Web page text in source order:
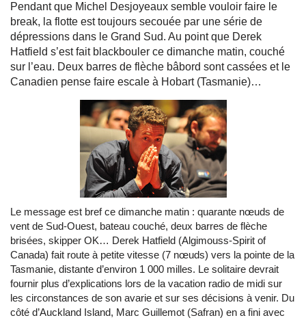
Pendant que Michel Desjoyeaux semble vouloir faire le
break, la flotte est toujours secouée par une série de
dépressions dans le Grand Sud. Au point que Derek
Hatfield s’est fait blackbouler ce dimanche matin, couché
sur l’eau. Deux barres de flèche bâbord sont cassées et le
Canadien pense faire escale à Hobart (Tasmanie)…
Le message est bref ce dimanche matin : quarante nœuds de
vent de Sud-Ouest, bateau couché, deux barres de flèche
brisées, skipper OK… Derek Hatfield (Algimouss-Spirit of
Canada) fait route à petite vitesse (7 nœuds) vers la pointe de la
Tasmanie, distante d’environ 1 000 milles. Le solitaire devrait
fournir plus d’explications lors de la vacation radio de midi sur
les circonstances de son avarie et sur ses décisions à venir. Du
côté d’Auckland Island, Marc Guillemot (Safran) en a fini avec